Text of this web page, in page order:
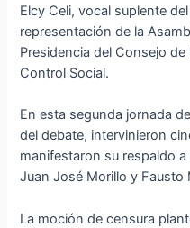
Elcy Celi, vocal suplente
representación de la
Presidencia del Consejo
Control Social.
En esta segunda jornada
del debate, intervinieron
manifestaron su respaldo
Juan José Morillo y Fausto
La moción de censura